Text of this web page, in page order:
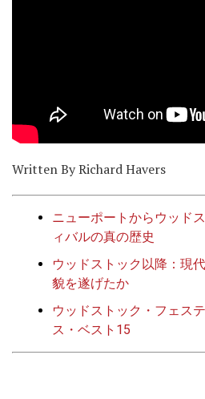
Written By Richard Havers
ニューポートからウッド
ィバルの真の歴史
ウッドストック以降：現
貌を遂げたか
ウッドストック・フェス
ス・ベスト15